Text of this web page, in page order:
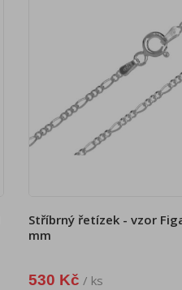
Stříbrný řetízek - vzor
mm
530 Kč / ks